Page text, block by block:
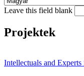
Leave this field blank
Projektek
Intellectuals and